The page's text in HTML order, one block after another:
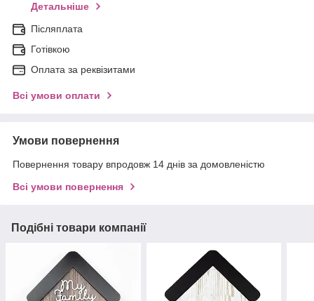
Детальніше
Післяплата
Готівкою
Оплата за реквізитами
Всі умови оплати
Умови повернення
Повернення товару впродовж 14 днів за домовленістю
Всі умови повернення
Подібні товари компанії